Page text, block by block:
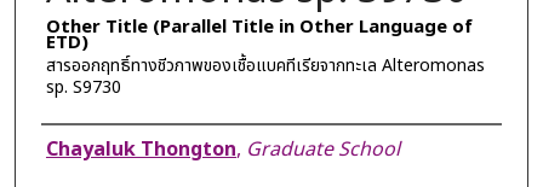
Other Title (Parallel Title in Other Language of
ETD)
สารออกฤทธิ์ทางชีวภาพของเชื้อแบคทีเรียจากทะเล Alteromonas
sp. S9730
Author
Chayaluk Thongton, Graduate School